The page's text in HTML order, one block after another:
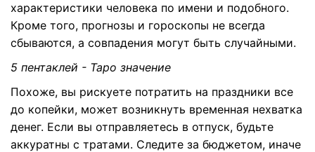
характеристики человека по имени и подобного.
Кроме того, прогнозы и гороскопы не всегда
сбываются, а совпадения могут быть случайными.
5 пентаклей - Таро значение
Похоже, вы рискуете потратить на праздники все
до копейки, может возникнуть временная нехватка
денег. Если вы отправляетесь в отпуск, будьте
аккуратны с тратами. Следите за бюджетом, иначе